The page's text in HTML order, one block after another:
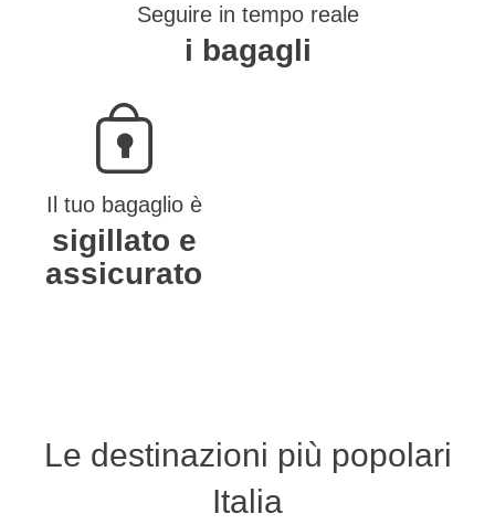
Seguire in tempo reale
i bagagli
Il tuo bagaglio è
sigillato e
assicurato
Le destinazioni più popolari
Italia